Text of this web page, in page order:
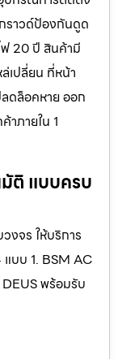
ราวด์ป้องกันดูด
ฟ 20 ปี สินค้ามี
เปลี่ยน ที่หน้า
ดล็อคหาย ออก
าภายใน 1
ติ แบบครบ
งจร ให้บริการ
แบบ 1. BSM AC
พร้อมรับ